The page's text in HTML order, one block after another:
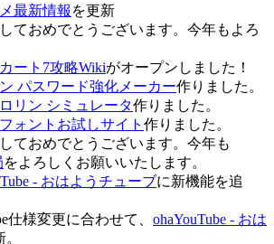
最新情報 を更新
ておめでとうございます。今年もよろ
ート7攻略Wikiがオープンしました！
パスワード強化メーカー作りました。
リン シミュレータ作りました。
ォントお試しサイト 作りました。
ておめでとうございます。今年も
をよろしくお願いいたします。
- おはようチューブに新機能を追
仕様変更に合わせて、 ohaYouTube - おは